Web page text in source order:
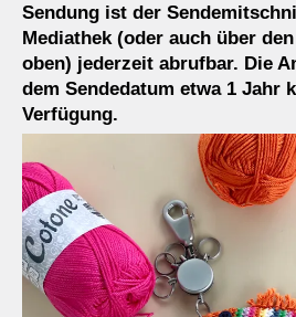
Sendung ist der
Mediathek (oder auch über
oben) jederzeit abrufbar. Die
dem Sendedatum etwa 1 Jahr
Verfügung.